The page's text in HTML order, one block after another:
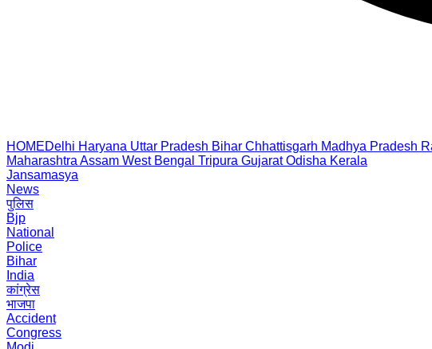
HOMEDelhi Haryana Uttar Pradesh Bihar Chhattisgarh Madhya Pradesh
Maharashtra Assam West Bengal Tripura Gujarat Odisha Kerala
Jansamasya
News
पुलिस
Bjp
National
Police
Bihar
India
कांग्रेस
भाजपा
Accident
Congress